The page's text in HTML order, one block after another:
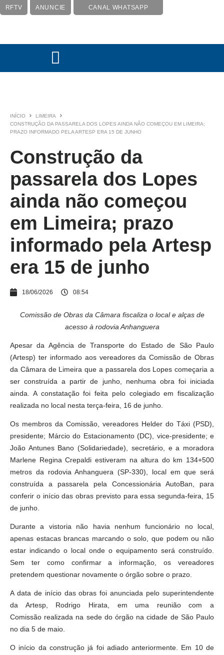
RFTV ANUNCIE CANAL WHATSAPP
INÍCIO
LIMEIRA
CONSTRUÇÃO DA PASSARELA DOS LOPES AINDA NÃO COMEÇOU EM LIMEIRA;
PRAZO INFORMADO PELA ARTESP ERA 15 DE JUNHO
Construção da
passarela dos Lopes
ainda não começou
em Limeira; prazo
informado pela Artesp
era 15 de junho
18/06/2026 08:54
Comissão de Obras da Câmara fiscaliza o local e alças de
acesso à rodovia Anhanguera
Apesar da Agência de Transporte do Estado de São Paulo
(Artesp) ter informado aos vereadores da Comissão de Obras
da Câmara de Limeira que a passarela dos Lopes começaria a
ser construída a partir de junho, nenhuma obra foi iniciada
ainda. A constatação foi feita pelo colegiado em fiscalização
realizada no local nesta terça-feira, 16 de junho.
Os membros da Comissão, vereadores Helder do Táxi (PSD),
presidente; Márcio do Estacionamento (DC), vice-presidente; e
João Antunes Bano (Solidariedade), secretário, e a moradora
Marlene Regina Crepaldi estiveram na altura do km 134+500
metros da rodovia Anhanguera (SP-330), local em que será
construída a passarela pela Concessionária AutoBan, para
conferir o início das obras previsto para essa segunda-feira, 15
de junho.
Durante a vistoria não havia nenhum funcionário no local,
apenas estacas brancas marcando o solo, que podem ou não
estar indicando o local onde o equipamento será construído.
Sem ter como confirmar a informação, os vereadores
pretendem questionar novamente o órgão sobre o prazo.
A data de início das obras foi anunciada pelo superintendente
da Artesp, Rodrigo Hirata, em uma reunião com a
Comissão realizada na sede do órgão na cidade de São Paulo
no dia 5 de maio.
O início da construção já foi adiado anteriormente. Em 10 de